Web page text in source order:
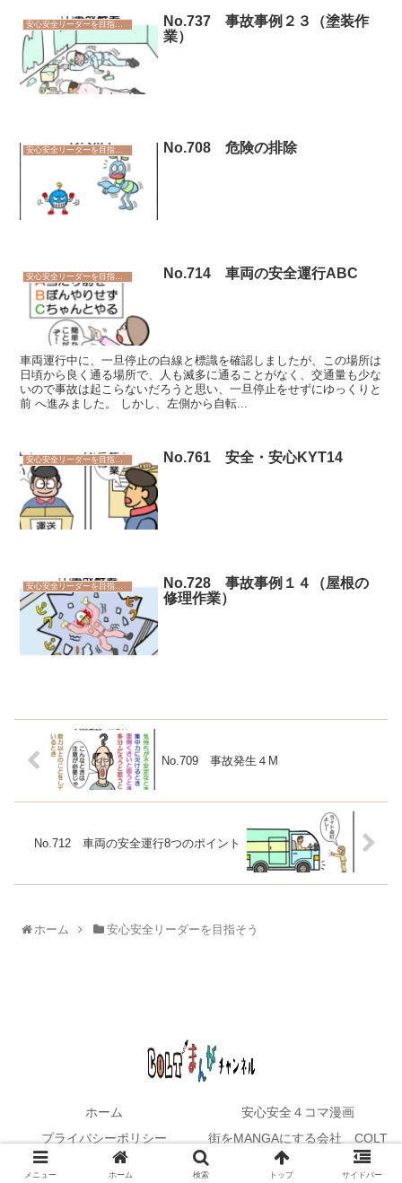
安心安全リーダーを目指そう
No.737 事故事例２３（塗装作
業）
安心安全リーダーを目指そう No.708 危険の排除
安心安全リーダーを目指そう No.714 車両の安全運行ABC
車両運行中に、一旦停止の白線と標識を確認しましたが、この場所は
日頃から良く通る場所で、人も滅多に通ることがなく、交通量も少な
いので事故は起こらないだろうと思い、一旦停止をせずにゆっくりと
前 へ進みました。 しかし、左側から自転...
安心安全リーダーを目指そう No.761 安全・安心KYT14
安心安全リーダーを目指そう
No.728 事故事例１４（屋根の
修理作業）
No.709 事故発生４M
No.712 車両の安全運行8つのポイント
ホーム 安心安全リーダーを目指そう
ホーム
安心安全４コマ漫画
プライバシーポリシー
街をMANGAにする会社 COLT
© 2021 COLTマンガチャンネル.
メニュー ホーム 検索 トップ サイドバー